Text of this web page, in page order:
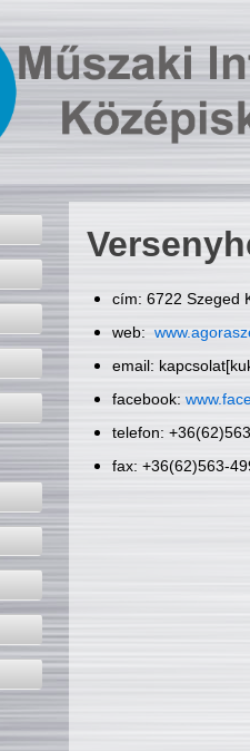
cím: 6722 Szeged
web:
email:
facebook:
telefon:
fax: +36(62)563-